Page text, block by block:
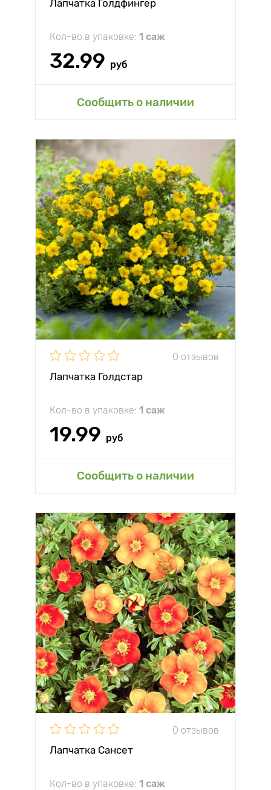
Лапчатка Голдфингер
Кол-во в упаковке: 1 саж
32.99 руб
Сообщить о наличии
0 отзывов
Лапчатка Голдстар
Кол-во в упаковке: 1 саж
19.99 руб
Сообщить о наличии
0 отзывов
Лапчатка Сансет
Кол-во в упаковке: 1 саж